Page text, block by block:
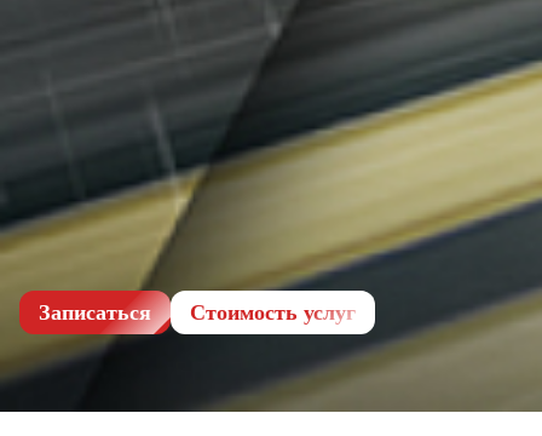
Записаться Cтоимость услуг